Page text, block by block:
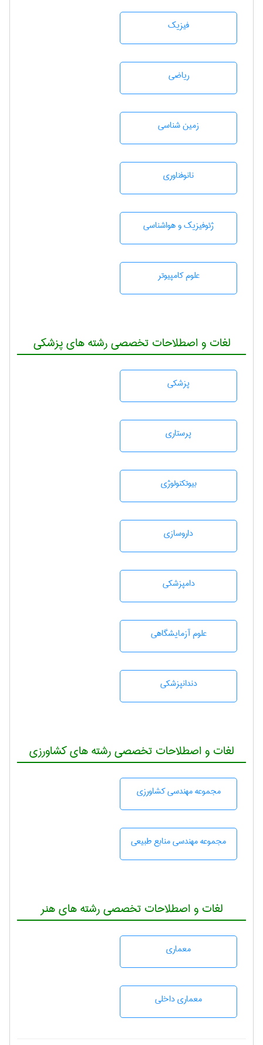
فیزیک
رياضی
زمين شناسی
نانوفناوری
ژئوفيزيك و هواشناسی
علوم کامپیوتر
لغات و اصطلاحات تخصصی رشته های پزشکی
پزشكی
پرستاری
بيوتكنولوژی
داروسازی
دامپزشكی
علوم آزمايشگاهی
دندانپزشكی
لغات و اصطلاحات تخصصی رشته های کشاورزی
مجموعه مهندسی كشاورزی
مجموعه مهندسی منابع طبيعی
لغات و اصطلاحات تخصصی رشته های هنر
معماری
معماری داخلی